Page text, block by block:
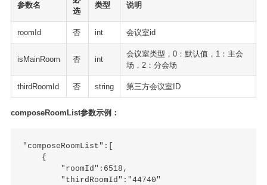
参数名
选
类型 说明
roomId 否 int 会议室id
isMainRoom 否 int
会议室类型，0：默认值，1：主会
场，2：分会场
thirdRoomId 否 string 第三方会议室ID
composeRoomList参数示例：
"composeRoomList":[
    {
        "roomId":6518,
        "thirdRoomId":"44740"